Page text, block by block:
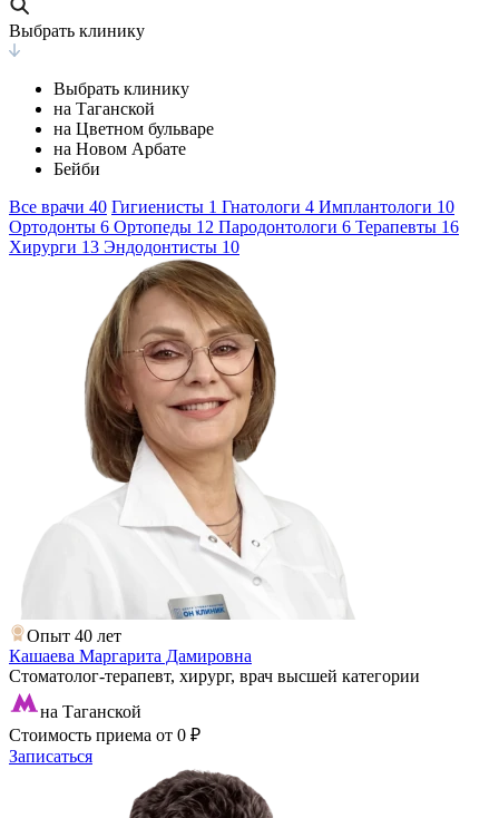
Выбрать клинику
Выбрать клинику
на Таганской
на Цветном бульваре
на Новом Арбате
Бейби
Все врачи 40 Гигиенисты 1 Гнатологи 4 Имплантологи 10
Ортодонты 6 Ортопеды 12 Пародонтологи 6 Терапевты 16
Хирурги 13 Эндодонтисты 10
Опыт 40 лет
Кашаева Маргарита Дамировна
Стоматолог-терапевт, хирург, врач высшей категории
на Таганской
Стоимость приема от 0 ₽
Записаться